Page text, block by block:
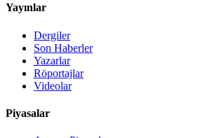
Yayınlar
Dergiler
Son Haberler
Yazarlar
Röportajlar
Videolar
Piyasalar